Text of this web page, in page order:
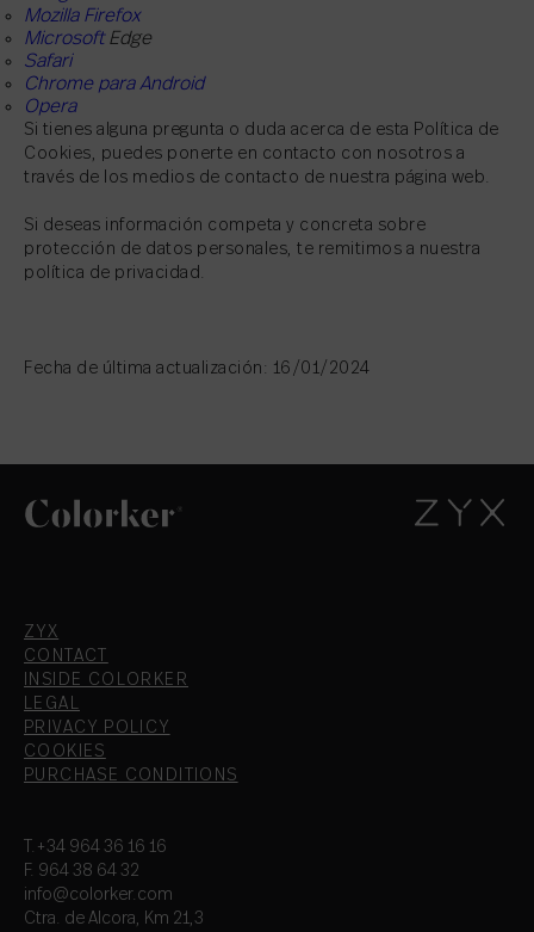
Mozilla Firefox
MicrosoftEdge
Safari
Chrome para Android
Opera
Si tienes alguna pregunta o duda acerca de esta Política de
Cookies, puedes ponerte en contacto con nosotros a
través de los medios de contacto de nuestra página web.
Si deseas información competa y concreta sobre
protección de datos personales, te remitimos a nuestra
política de privacidad.
Fecha de última actualización: 16/01/2024
ZYX
CONTACT
INSIDE COLORKER
LEGAL
PRIVACY POLICY
COOKIES
PURCHASE CONDITIONS
T.+34 964 36 16 16
F. 964 38 64 32
info@colorker.com
Ctra. de Alcora, Km 21,3